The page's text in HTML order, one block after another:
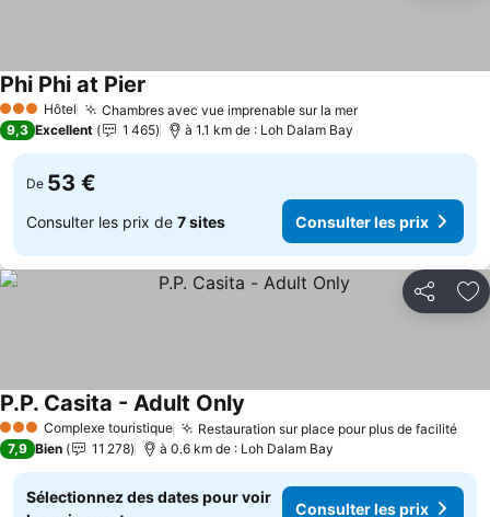
3 ÉtoilesHôtel Chambres avec vue imprenable sur la mer
Phi Phi at Pier
9,3 Excellent 1 465 à 1.1 km de : Loh Dalam Bay
De 53 €
Consulter les prix de 7 sites Consulter les prix
Partager
3 ÉtoilesComplexe touristique Restauration sur place pour plus de facilité
P.P. Casita - Adult Only
7,9 Bien 11 278 à 0.6 km de : Loh Dalam Bay
Sélectionnez des dates pour voir
Consulter les prix